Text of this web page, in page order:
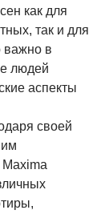
как для
так и для
важно в
людей
аспекты
своей